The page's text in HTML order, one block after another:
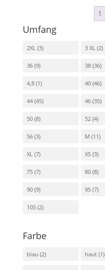
1
Umfang
2XL (3) 3 XL (2)
36 (9) 38 (36)
4,8 (1) 40 (46)
44 (45) 46 (35)
50 (8) 52 (4)
56 (3) M (11)
XL (7) XS (3)
75 (7) 80 (8)
90 (9) 95 (7)
105 (2)
Farbe
blau (2) haut (1)